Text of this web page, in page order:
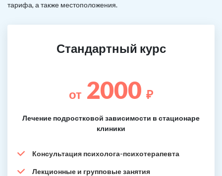
тарифа, а также местоположения.
Стандартный курс
от 2000 ₽
Лечение подростковой зависимости в стационаре
клиники
Консультация психолога-психотерапевта
Лекционные и групповые занятия